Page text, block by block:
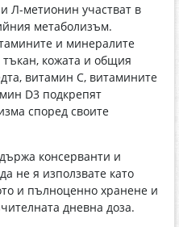
Л-метионин участват в
метаболизъм.
и минералите
кожата и общия
витамин С, витамините
D3 подкрепят
според своите
консерванти и
не я използвате като
и пълноценно хранене и
дневна доза.